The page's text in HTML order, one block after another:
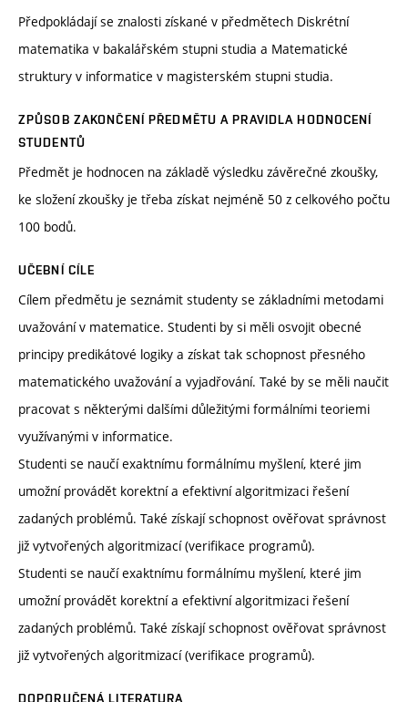
Předpokládají se znalosti získané v předmětech Diskrétní
matematika v bakalářském stupni studia a Matematické
struktury v informatice v magisterském stupni studia.
ZPŮSOB ZAKONČENÍ PŘEDMĚTU A PRAVIDLA HODNOCENÍ
STUDENTŮ
Předmět je hodnocen na základě výsledku závěrečné zkoušky,
ke složení zkoušky je třeba získat nejméně 50 z celkového počtu
100 bodů.
UČEBNÍ CÍLE
Cílem předmětu je seznámit studenty se základními metodami
uvažování v matematice. Studenti by si měli osvojit obecné
principy predikátové logiky a získat tak schopnost přesného
matematického uvažování a vyjadřování. Také by se měli naučit
pracovat s některými dalšími důležitými formálními teoriemi
využívanými v informatice.
Studenti se naučí exaktnímu formálnímu myšlení, které jim
umožní provádět korektní a efektivní algoritmizaci řešení
zadaných problémů. Také získají schopnost ověřovat správnost
již vytvořených algoritmizací (verifikace programů).
Studenti se naučí exaktnímu formálnímu myšlení, které jim
umožní provádět korektní a efektivní algoritmizaci řešení
zadaných problémů. Také získají schopnost ověřovat správnost
již vytvořených algoritmizací (verifikace programů).
DOPORUČENÁ LITERATURA